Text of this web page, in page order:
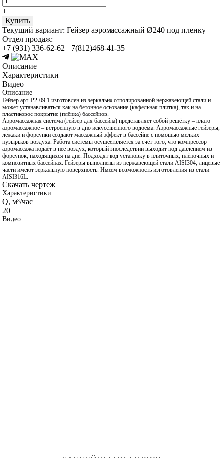
+
Купить
Текущий вариант: Гейзер аэромассажный Ø240 под пленку
Отдел продаж:
+7 (931) 336-62-62 +7(812)468-41-35
Описание
Характеристики
Видео
Описание
Гейзер арт. Р2-09.1 изготовлен из зеркально отполированной нержавеющей стали и
может устанавливаться как на бетонное основание (кафельная плитка), так и на
пластиковое покрытие (плёнка) бассейнов.
Аэромассажная система (гейзер для бассейна) представляет собой решётку – плато
аэромассажное – встроенную в дно искусственного водоёма. Аэромассажные гейзеры,
лежаки и форсунки создают массажный эффект в бассейне с помощью мелких
пузырьков воздуха. Работа системы осуществляется за счёт того, что компрессор
аэромассажа подаёт в неё воздух, который впоследствии выходит под давлением из
форсунок, находящихся на дне. Подходят под установку в плиточных, плёночных и
композитных бассейнах. Гейзеры выполнены из нержавеющей стали AISI304, лицевые
части имеют зеркальную поверхность. Имеем возможность изготовления из стали
AISI316L.
Скачать чертеж
Характеристики
Q, м³/час
20
Видео